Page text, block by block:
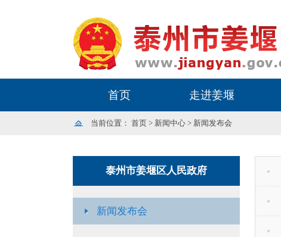
首页 走进姜堰
当前位置： 首页 > 新闻中心 > 新闻发布会
泰州市姜堰区人民政府
新闻发布会